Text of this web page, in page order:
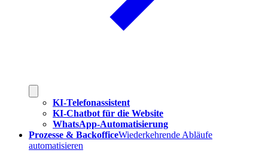
KI-Telefonassistent
KI-Chatbot für die Website
WhatsApp-Automatisierung
Prozesse & BackofficeWiederkehrende Abläufe
automatisieren